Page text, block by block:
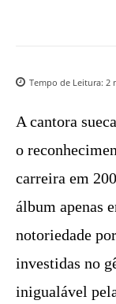
Tempo de Leitura: 2
A cantora sueca
o
carreira em
álbum apenas
notoriedade
investidas no
inigualável